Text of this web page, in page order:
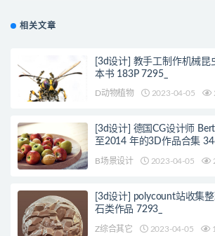
相关文章
[3d设计] 教手工制作机械
本书 183P 7295_
D动物植物 2023-04-05
[3d设计] 德国CG设计师
B场景设计 2023-04-05
[3d设计] polycount站收集
石类作品 7293_
Z综合其它 2023-04-05